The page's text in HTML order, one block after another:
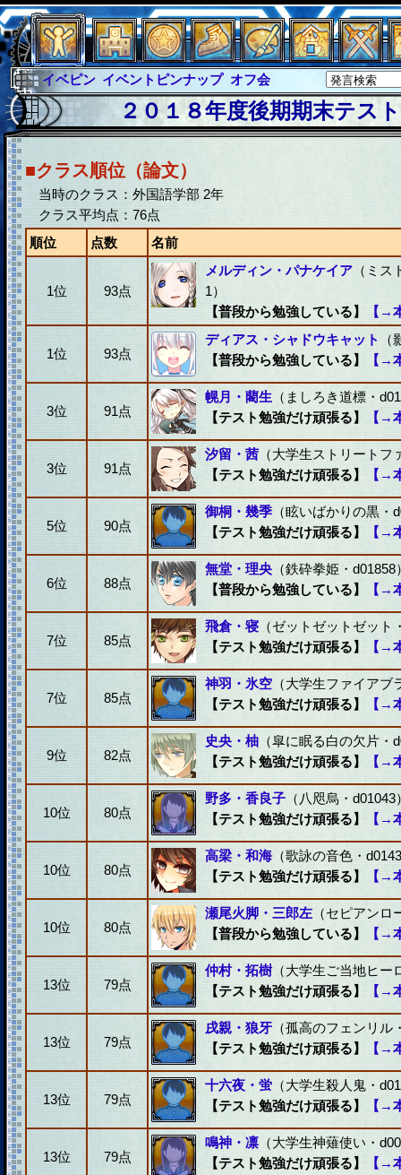
イベピン イベントピンナップ オフ会
グラシャ
グラシャ・ラボラス
グローバルジャスティス サイキックハーツ
サイキックハーツ大戦 シュラウド
ファイナル
アブソーバー
２０１８年度後期期末テス
■クラス順位（論文）
当時のクラス：外国語学部 2年
クラス平均点：76点
順位
点数 名前
1位 93点
メルディン・パナケイア （ミ
1）
【普段から勉強している】
【→
1位 93点
ディアス・シャドウキャット （
【普段から勉強している】
【→
3位 91点
幌月・藺生 （ましろき道標・
【テスト勉強だけ頑張る】
【→
3位 91点
汐留・茜 （大学生ストリートフ
【テスト勉強だけ頑張る】 【→
5位 90点
御桐・幾季 （眩いばかりの黒・
【テスト勉強だけ頑張る】
【→
6位 88点
無堂・理央 （鉄砕拳姫・d01858
【普段から勉強している】
【→
7位 85点
飛倉・寝 （ゼットゼットゼット
【テスト勉強だけ頑張る】 【→
7位 85点
神羽・氷空 （大学生ファイアブ
【テスト勉強だけ頑張る】
【→
9位 82点
史央・柚 （皐に眠る白の欠片・
【テスト勉強だけ頑張る】
【→
10位 80点
野多・香良子 （八咫烏・d01043
【テスト勉強だけ頑張る】 【→
10位 80点
高梁・和海 （歌詠の音色・
【テスト勉強だけ頑張る】
【→
10位 80点
瀬尾火脚・三郎左 （セピアンロ
【普段から勉強している】
【→
13位 79点
仲村・拓樹（大学生ご当地ヒー
【テスト勉強だけ頑張る】 【→
13位 79点
戌親・狼牙 （孤高のフェンリル
【テスト勉強だけ頑張る】
【→
13位 79点
十六夜・蛍 （大学生殺人鬼・
【テスト勉強だけ頑張る】
【→
13位 79点
鳴神・凛 （大学生神薙使い・
【テスト勉強だけ頑張る】 【→